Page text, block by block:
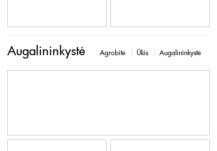
Augalininkystė Agrobitė Ūkis Augalininkystė